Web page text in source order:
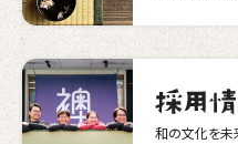
和の文化を未